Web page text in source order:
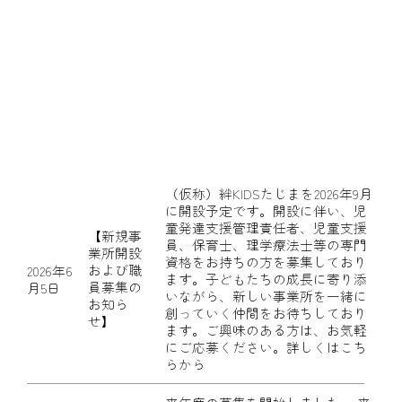
2026年6
月5日
【新規事
業所開設
および職
員募集の
お知ら
せ】
（仮称）絆KIDSたじまを2026年9月
に開設予定です。開設に伴い、児
童発達支援管理責任者、児童支援
員、保育士、理学療法士等の専門
資格をお持ちの方を募集しており
ます。子どもたちの成長に寄り添
いながら、新しい事業所を一緒に
創っていく仲間をお待ちしており
ます。ご興味のある方は、お気軽
にご応募ください。詳しくはこち
らから